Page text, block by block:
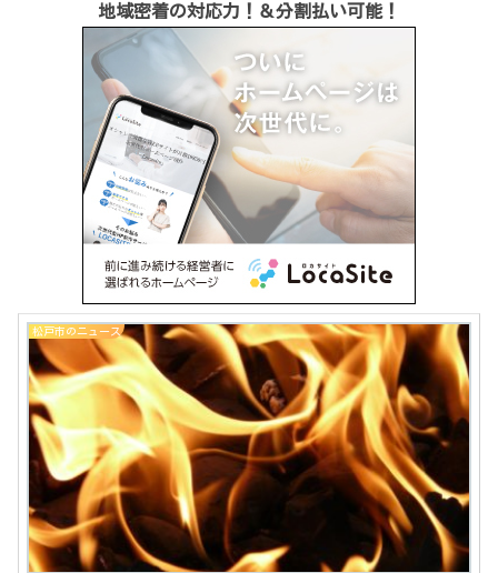
地域密着の対応力！＆分割払い可能！
松戸市のニュース